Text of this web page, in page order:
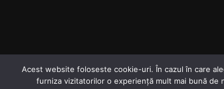
Acest website foloseste cookie-uri. În cazul în care
furniza vizitatorilor o experiență mult mai bună